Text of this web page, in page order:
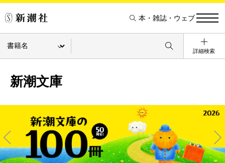
本・雑誌・ウェブ
詳細検索
新潮文庫
Pre
Ne